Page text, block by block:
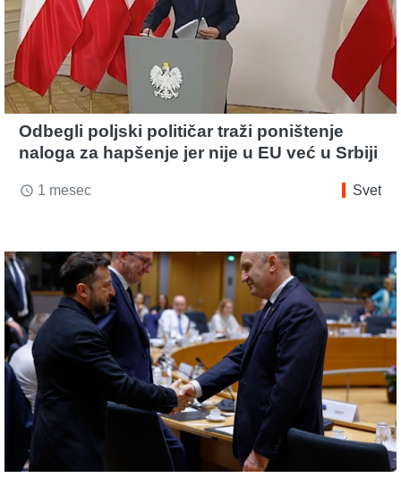
Odbegli poljski političar traži poništenje
naloga za hapšenje jer nije u EU već u Srbiji
access_time 1 mesec Svet